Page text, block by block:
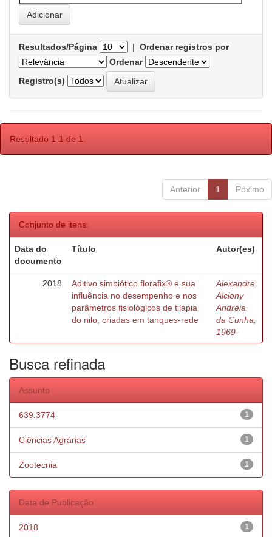
Resultados/Página | Ordenar registros por
Ordenar
Registro(s)
Resultado 1-1 de 1.
Anterior 1 Póximo
Conjunto de itens:
Data do
documento
Título Autor(es)
2018
Aditivo simbiótico florafix® e sua
influência no desempenho e nos
parâmetros fisiológicos de tilápia
do nilo, criadas em tanques-rede
Alexandre,
Alciony
Andréia
da Cunha,
1969-
Busca refinada
Assunto
1
639.3774
1
Ciências Agrárias
1
Zootecnia
Data de Publicação
1
2018